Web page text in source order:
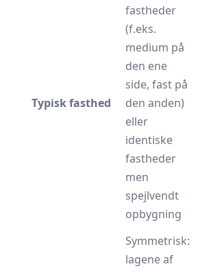
Typisk fasthed
fastheder
(f.eks.
medium på
den ene
side, fast på
den anden)
eller
identiske
fastheder
men
spejlvendt
opbygning
Symmetrisk:
lagene af